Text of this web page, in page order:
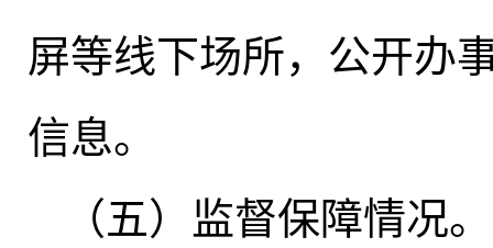
屏等线下场所，公开办
信息。
（五）监督保障情况。